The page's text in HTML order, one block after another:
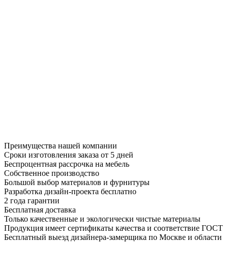
Преимущества нашей компании
Сроки изготовления заказа от 5 дней
Беспроцентная рассрочка на мебель
Собственное производство
Большой выбор материалов и фурнитуры
Разработка дизайн-проекта бесплатно
2 года гарантии
Бесплатная доставка
Только качественные и экологически чистые материалы
Продукция имеет сертификаты качества и соответствие ГОСТ
Бесплатный выезд дизайнера-замерщика по Москве и области